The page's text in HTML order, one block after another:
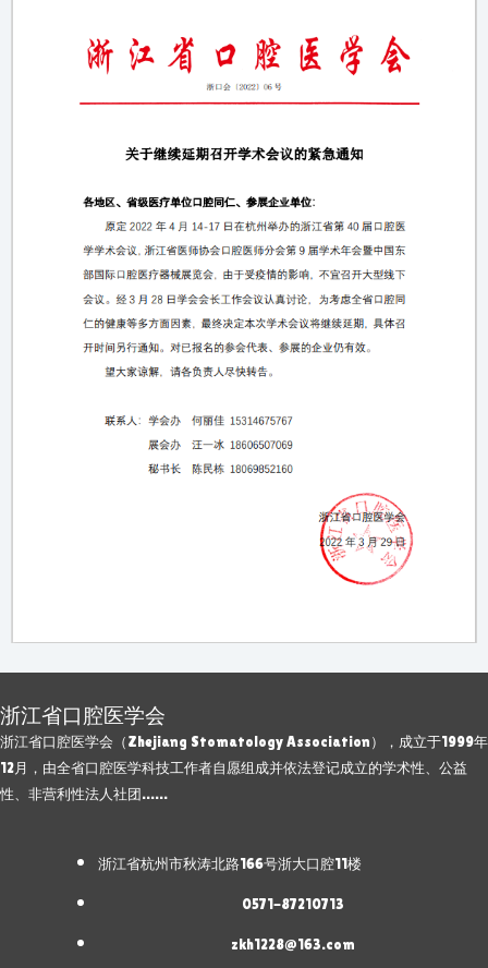
浙江省口腔医学会
浙江省口腔医学会（Zhejiang Stomatology Association），成立于1999年
12月，由全省口腔医学科技工作者自愿组成并依法登记成立的学术性、公益
性、非营利性法人社团……
浙江省杭州市秋涛北路166号浙大口腔11楼
0571-87210713
zkh1228@163.com